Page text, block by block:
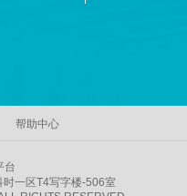
帮助中心
台
一区T4写字楼-506室